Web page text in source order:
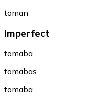
toman
Imperfect
tomaba
tomabas
tomaba